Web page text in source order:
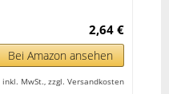
2,64 €
Bei Amazon ansehen
inkl. MwSt., zzgl. Versandkosten